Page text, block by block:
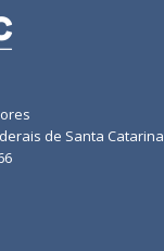
de Santa Catarina